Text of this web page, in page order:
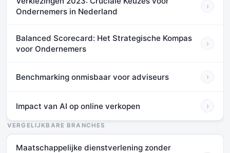
Ondernemers in Nederland
›
Balanced Scorecard: Het Strategische Kompas
voor Ondernemers
›
Benchmarking onmisbaar voor adviseurs ›
Impact van AI op online verkopen ›
VERGELIJKBARE BRANCHES
Maatschappelijke dienstverlening zonder